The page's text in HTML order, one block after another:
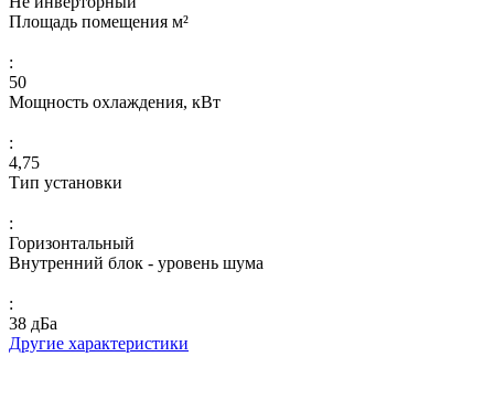
Площадь помещения м²
:
50
Мощность охлаждения, кВт
:
4,75
Тип установки
:
Горизонтальный
Внутренний блок - уровень шума
:
38 дБа
Другие характеристики